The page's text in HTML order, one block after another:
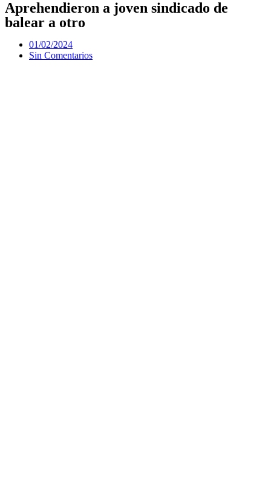
Aprehendieron a joven sindicado de
balear a otro
01/02/2024
Sin Comentarios